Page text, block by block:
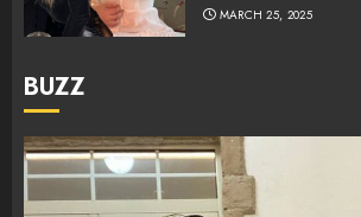
MARCH 25, 2025
BUZZ